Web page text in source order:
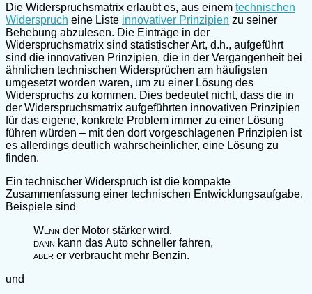
Die Widerspruchsmatrix erlaubt es, aus einem technischen
Widerspruch eine Liste innovativer Prinzipien zu seiner
Behebung abzulesen. Die Einträge in der
Widerspruchsmatrix sind statistischer Art, d.h., aufgeführt
sind die innovativen Prinzipien, die in der Vergangenheit bei
ähnlichen technischen Widersprüchen am häufigsten
umgesetzt worden waren, um zu einer Lösung des
Widerspruchs zu kommen. Dies bedeutet nicht, dass die in
der Widerspruchsmatrix aufgeführten innovativen Prinzipien
für das eigene, konkrete Problem immer zu einer Lösung
führen würden – mit den dort vorgeschlagenen Prinzipien ist
es allerdings deutlich wahrscheinlicher, eine Lösung zu
finden.
Ein technischer Widerspruch ist die kompakte
Zusammenfassung einer technischen Entwicklungsaufgabe.
Beispiele sind
Wenn der Motor stärker wird,
dann kann das Auto schneller fahren,
aber er verbraucht mehr Benzin.
und